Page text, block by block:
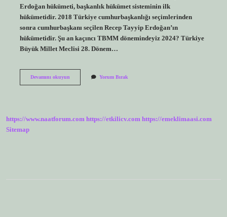
Erdoğan hükümeti, başkanlık hükümet sisteminin ilk
hükümetidir. 2018 Türkiye cumhurbaşkanlığı seçimlerinden
sonra cumhurbaşkanı seçilen Recep Tayyip Erdoğan’ın
hükümetidir. Şu an kaçıncı TBMM dönemindeyiz 2024? Türkiye
Büyük Millet Meclisi 28. Dönem…
Devamını okuyunTürkiye
Yorum Bırak
https://www.naatforum.com https://etkilicv.com https://emeklimaasi.com
Sitemap